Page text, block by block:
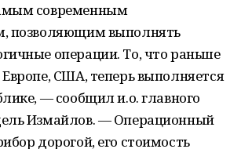
современным
позволяющим выполнять
операции. То, что раньше
США, теперь выполняется
— сообщил и.о. главного
Измайлов. — Операционный
дорогой, его стоимость